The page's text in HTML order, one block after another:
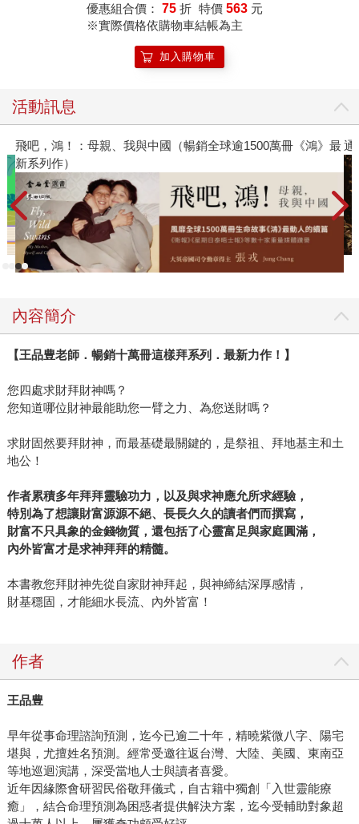
優惠組合價： 75 折 特價 563 元
※實際價格依購物車結帳為主
加入購物車
活動訊息
飛吧，鴻！：母親、我與中國（暢銷全球逾1500萬冊《鴻》最
新系列作）
通
內容簡介
【王品豊老師．暢銷十萬冊這樣拜系列．最新力作！】
您四處求財拜財神嗎？
您知道哪位財神最能助您一臂之力、為您送財嗎？
求財固然要拜財神，而最基礎最關鍵的，是祭祖、拜地基主和土
地公！
作者累積多年拜拜靈驗功力，以及與求神應允所求經驗，
特別為了想讓財富源源不絕、長長久久的讀者們而撰寫，
財富不只具象的金錢物質，還包括了心靈富足與家庭圓滿，
內外皆富才是求神拜拜的精髓。
本書教您拜財神先從自家財神拜起，與神締結深厚感情，
財基穩固，才能細水長流、內外皆富！
作者
王品豊
早年從事命理諮詢預測，迄今已逾二十年，精曉紫微八字、陽宅
堪與，尤擅姓名預測。經常受邀往返台灣、大陸、美國、東南亞
等地巡迴演講，深受當地人士與讀者喜愛。
近年因緣際會研習民俗敬拜儀式，自古籍中獨創「入世靈能療
癒」，結合命理預測為困惑者提供解決方案，迄今受輔助對象超